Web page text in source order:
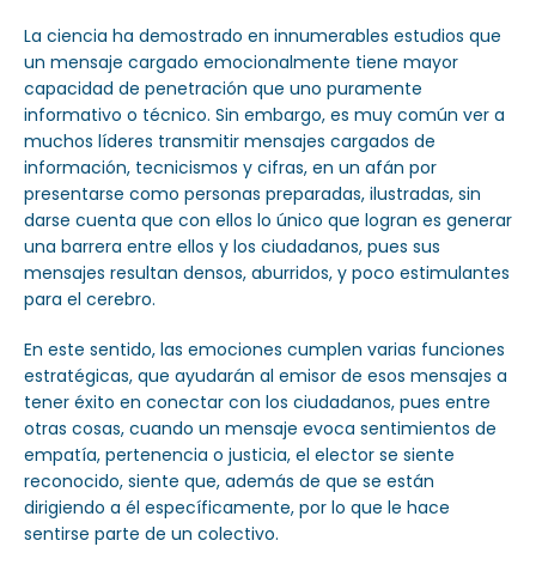
La ciencia ha demostrado en innumerables estudios que
un mensaje cargado emocionalmente tiene mayor
capacidad de penetración que uno puramente
informativo o técnico. Sin embargo, es muy común ver a
muchos líderes transmitir mensajes cargados de
información, tecnicismos y cifras, en un afán por
presentarse como personas preparadas, ilustradas, sin
darse cuenta que con ellos lo único que logran es generar
una barrera entre ellos y los ciudadanos, pues sus
mensajes resultan densos, aburridos, y poco estimulantes
para el cerebro.
En este sentido, las emociones cumplen varias funciones
estratégicas, que ayudarán al emisor de esos mensajes a
tener éxito en conectar con los ciudadanos, pues entre
otras cosas, cuando un mensaje evoca sentimientos de
empatía, pertenencia o justicia, el elector se siente
reconocido, siente que, además de que se están
dirigiendo a él específicamente, por lo que le hace
sentirse parte de un colectivo.